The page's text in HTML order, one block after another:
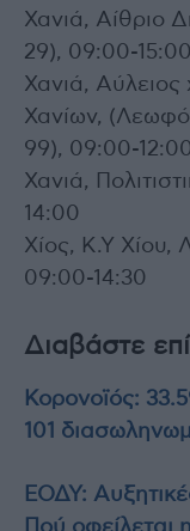
Χανιά, Αίθριο
29), 09:00-15:00
Χανιά,
Χανίων,
99), 09:00-
Χανιά,
14:00
Χίος, Κ.Υ Χίου,
09:00-14:30
Διαβάστε
Κορονοϊός:
101
ΕΟΔΥ: